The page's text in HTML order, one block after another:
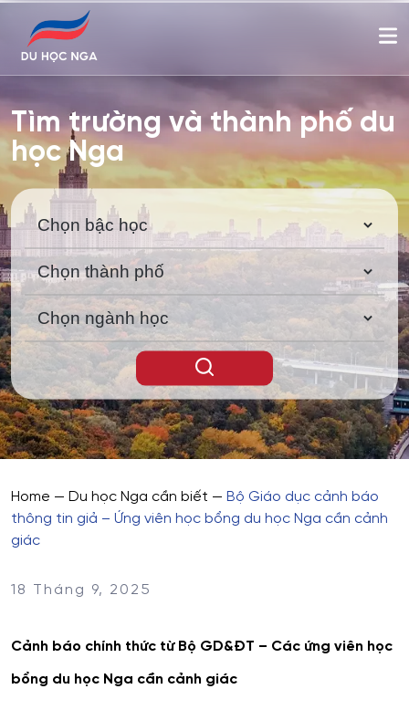
Tìm trường và thành phố du
học Nga
Home — Du học Nga cần biết — Bộ Giáo dục cảnh báo
thông tin giả – Ứng viên học bổng du học Nga cần cảnh
giác
18 Tháng 9, 2025
Cảnh báo chính thức từ Bộ GD&ĐT – Các ứng viên học
bổng du học Nga cần cảnh giác